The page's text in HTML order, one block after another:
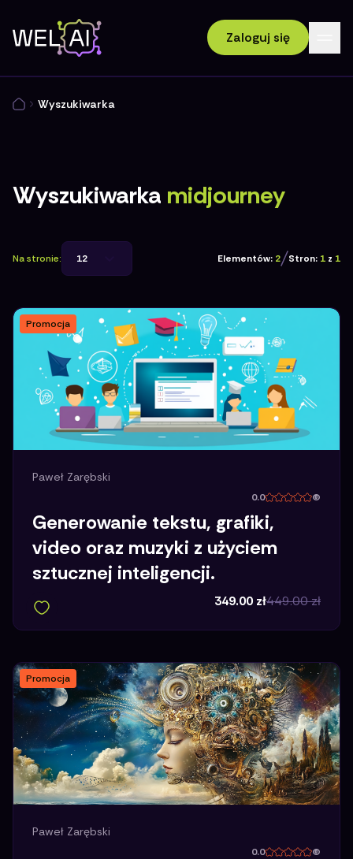
Zaloguj się
Wyszukiwarka
Wyszukiwarka midjourney
Na stronie: 12 Elementów: 2 Stron: 1 z 1
Promocja
Paweł Zarębski
0.0 (
Generowanie tekstu, grafiki,
video oraz muzyki z użyciem
sztucznej inteligencji.
349.00 zł449.00zł
Promocja
Paweł Zarębski
0.0 (